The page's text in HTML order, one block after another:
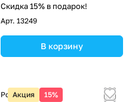
Скидка 15% в подарок!
Арт. 13249
В корзину
Акция 15%
Розничная цена